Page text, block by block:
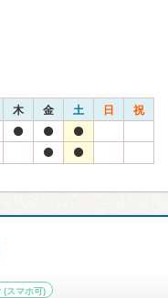
木 金 土 日 祝
(スマホ可)